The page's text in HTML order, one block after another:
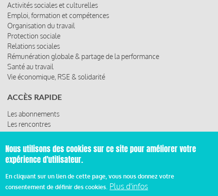
Activités sociales et culturelles
Emploi, formation et compétences
Organisation du travail
Protection sociale
Relations sociales
Rémunération globale & partage de la performance
Santé au travail
Vie économique, RSE & solidarité
ACCÈS RAPIDE
Les abonnements
Les rencontres
Les ressources
© 2019 Miroir Social - Réalisé parCafffeine
Nous utilisons des cookies sur ce site pour améliorer votre
expérience d'utilisateur.
En cliquant sur un lien de cette page, vous nous donnez votre
consentement de définir des cookies. Plus d'infos